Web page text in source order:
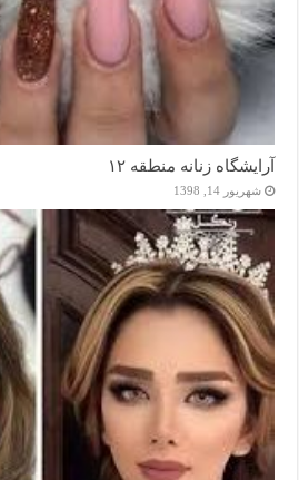
آرایشگاه زنانه منطقه ۱۲
شهریور 14, 1398